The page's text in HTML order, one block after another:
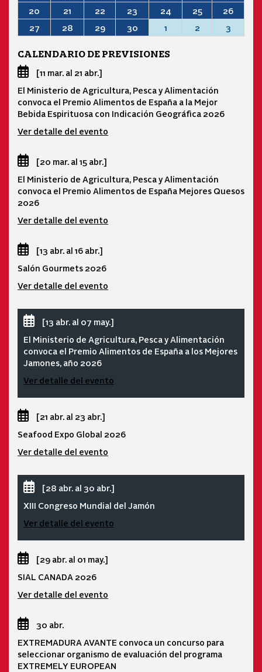
20
21 22 23 24 25
26
27
28 29 30 1 2 3
CALENDARIO DE PREVISIONES
[11 mar. al 21 abr.]
El Ministerio de Agricultura, Pesca y Alimentación
convoca el Premio Alimentos de España a la Mejor
Bebida Espirituosa con Indicación Geográfica 2026
Ver detalle del evento
[20 mar. al 15 abr.]
El Ministerio de Agricultura, Pesca y Alimentación
convoca el Premio Alimentos de España Mejores Quesos
2026
Ver detalle del evento
[13 abr. al 16 abr.]
Salón Gourmets 2026
Ver detalle del evento
[13 abr. al 07 may.]
El Ministerio de Agricultura, Pesca y Alimentación
convoca el Premio Alimentos de España a los Mejores
Jamones, año 2026
Ver detalle del evento
[21 abr. al 23 abr.]
Seafood Expo Global 2026
Ver detalle del evento
[28 abr. al 30 abr.]
XIII Congreso Mundial del Jamón
Ver detalle del evento
[29 abr. al 01 may.]
SIAL CANADA 2026
Ver detalle del evento
30 abr.
EXTREMADURA AVANTE convoca un concurso para
seleccionar organismo de evaluación del programa
EXTREMELY EUROPEAN